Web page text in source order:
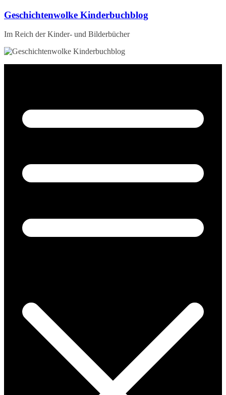
Zum
springen
Geschichtenwolke Kinderbuchblog
Im Reich der Kinder- und Bilderbücher